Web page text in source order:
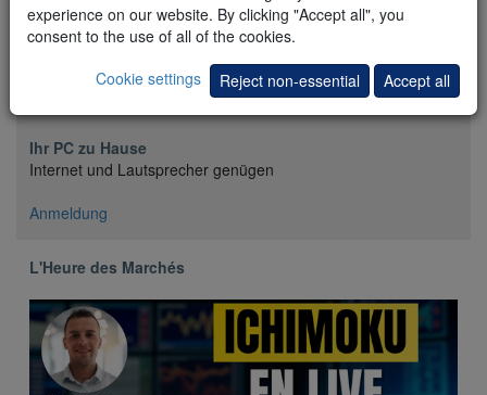
Donnerstag,
13. August 2026
Ihr PC zu Hause
Internet und Lautsprecher genügen
Anmeldung
L'Heure des Marchés
experience on our website. By clicking "Accept all", you
consent to the use of all of the cookies.
Cookie settings
Reject non-essential Accept all